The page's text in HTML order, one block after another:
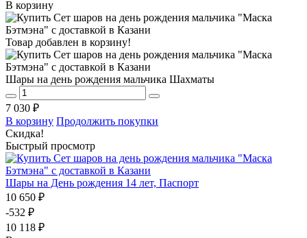
В корзину
Товар добавлен в корзину!
Шары на день рождения мальчика Шахматы
7 030 ₽
В корзину Продолжить покупки
Скидка!
Быстрый просмотр
Шары на День рождения 14 лет, Паспорт
10 650 ₽
-532 ₽
10 118 ₽